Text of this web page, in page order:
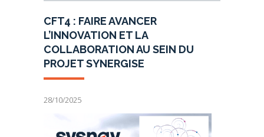
CFT4 : FAIRE AVANCER
L’INNOVATION ET LA
COLLABORATION AU SEIN DU
PROJET SYNERGISE
28/10/2025